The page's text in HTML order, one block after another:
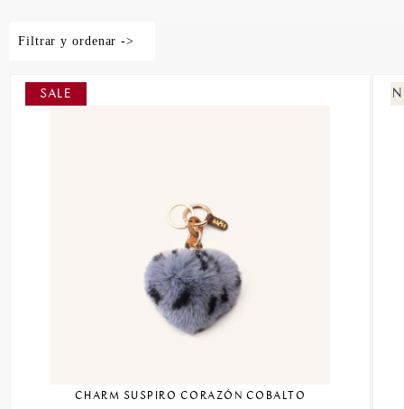
Filtrar y ordenar ->
CHARM SUSPIRO CORAZÓN COBALTO